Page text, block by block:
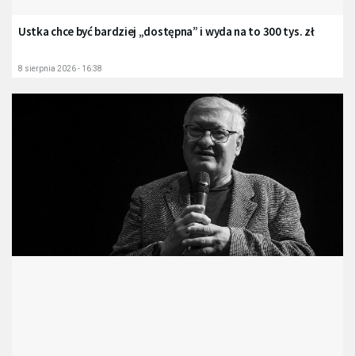
Ustka chce być bardziej „dostępna” i wyda na to 300 tys. zł
8 sierpnia 2026 - 16:38